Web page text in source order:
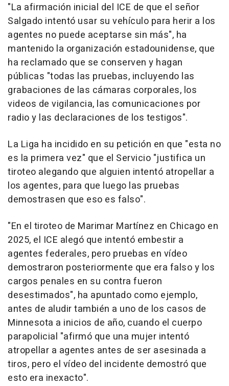
"La afirmación inicial del ICE de que el señor
Salgado intentó usar su vehículo para herir a los
agentes no puede aceptarse sin más", ha
mantenido la organización estadounidense, que
ha reclamado que se conserven y hagan
públicas "todas las pruebas, incluyendo las
grabaciones de las cámaras corporales, los
videos de vigilancia, las comunicaciones por
radio y las declaraciones de los testigos".
La Liga ha incidido en su petición en que "esta no
es la primera vez" que el Servicio "justifica un
tiroteo alegando que alguien intentó atropellar a
los agentes, para que luego las pruebas
demostrasen que eso es falso".
"En el tiroteo de Marimar Martínez en Chicago en
2025, el ICE alegó que intentó embestir a
agentes federales, pero pruebas en vídeo
demostraron posteriormente que era falso y los
cargos penales en su contra fueron
desestimados", ha apuntado como ejemplo,
antes de aludir también a uno de los casos de
Minnesota a inicios de año, cuando el cuerpo
parapolicial "afirmó que una mujer intentó
atropellar a agentes antes de ser asesinada a
tiros, pero el vídeo del incidente demostró que
esto era inexacto".